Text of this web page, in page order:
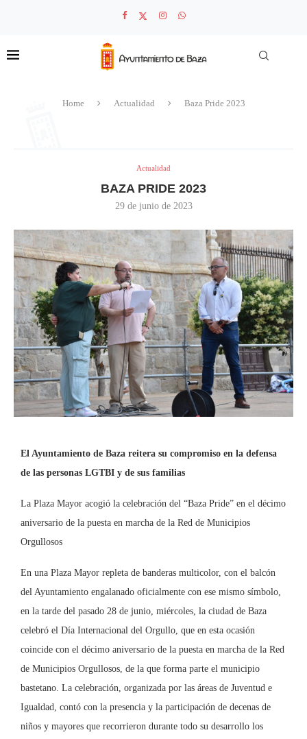
Home Actualidad Baza Pride 2023
Actualidad
BAZA PRIDE 2023
29 de junio de 2023
El Ayuntamiento de Baza reitera su compromiso en la defensa
de las personas LGTBI y de sus familias
La Plaza Mayor acogió la celebración del “Baza Pride” en el décimo
aniversario de la puesta en marcha de la Red de Municipios
Orgullosos
En una Plaza Mayor repleta de banderas multicolor, con el balcón
del Ayuntamiento engalanado oficialmente con ese mismo símbolo,
en la tarde del pasado 28 de junio, miércoles, la ciudad de Baza
celebró el Día Internacional del Orgullo, que en esta ocasión
coincide con el décimo aniversario de la puesta en marcha de la Red
de Municipios Orgullosos, de la que forma parte el municipio
bastetano. La celebración, organizada por las áreas de Juventud e
Igualdad, contó con la presencia y la participación de decenas de
niños y mayores que recorrieron durante todo su desarrollo los